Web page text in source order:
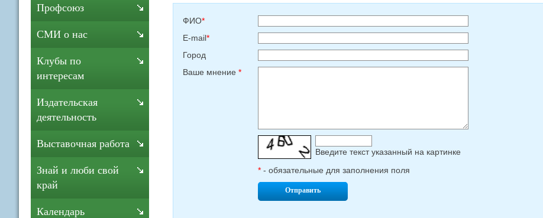
ФИО*
E-mail*
Город
Ваше мнение *
Введите текcт указанный на картинке
* - обязательные для заполнения поля
Отправить
Профсоюз
СМИ о нас
Клубы по
интересам
Издательская
деятельность
Выставочная работа
Знай и люби свой
край
Календарь